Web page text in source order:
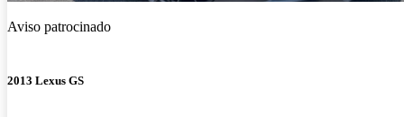
Aviso patrocinado
2013 Lexus GS